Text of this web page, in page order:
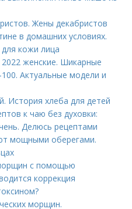
Жены декабристов
в домашних условиях.
кожи лица
женские. Шикарные
Актуальные модели и
История хлеба для детей
к чаю без духовки:
Делюсь рецептами
мощными оберегами.
с помощью
коррекция
морщин.